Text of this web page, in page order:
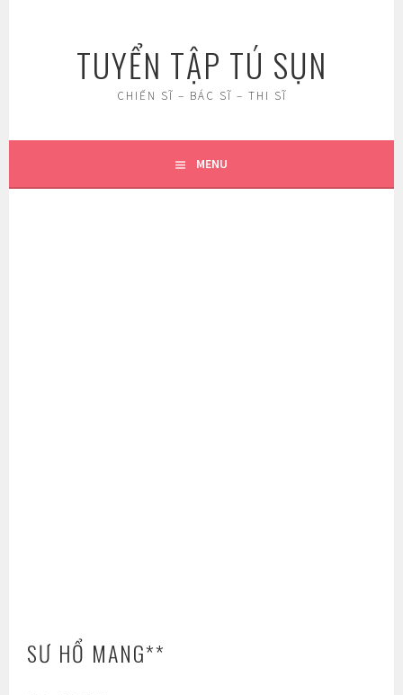
TUYỂN TẬP TÚ SỤN
CHIẾN SĨ – BÁC SĨ – THI SĨ
MENU
SƯ HỔ MANG**